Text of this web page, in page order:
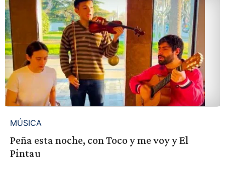
MÚSICA
Peña esta noche, con Toco y me voy y El
Pintau